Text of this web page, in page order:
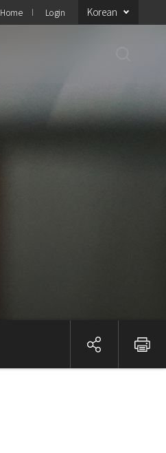
Home Login Korean